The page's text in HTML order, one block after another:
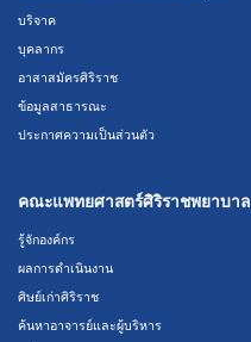
บริจาค
บุคลากร
อาสาสมัครศิริราช
ข้อมูลสาธารณะ
ประกาศความเป็นส่วนตัว
คณะแพทยศาสตร์ศิริราชพยาบาล
รู้จักองค์กร
ผลการดำเนินงาน
ศิษย์เก่าศิริราช
ค้นหาอาจารย์และผู้บริหาร